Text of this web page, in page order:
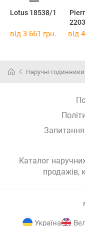
Lotus 18538/1
від 3 661 грн. від
Наручні годинники
Каталог
продажів,
Україна